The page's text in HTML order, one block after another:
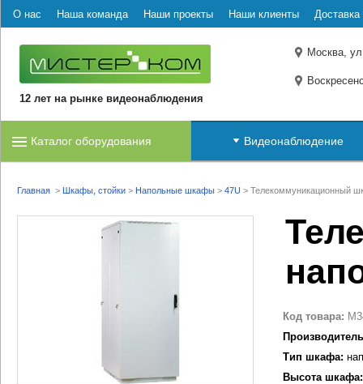
О нас Наша команда Наши проекты Наши клиенты Доставка
12 лет на рынке видеонаблюдения
Москва,
Каталог оборудования Видеонаблюдение
Главная > Шкафы, стойки > Напольные шкафы > 47U > Телекоммуникационный
Код товара:
Тип шкафа:
Высота шкафа: